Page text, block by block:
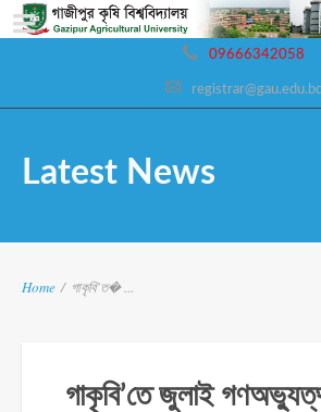
09666342058
registrar@gau.edu.bd
Latest News
Home / গাকৃবি’ত� ...
গাকৃবি’তে জুলাই